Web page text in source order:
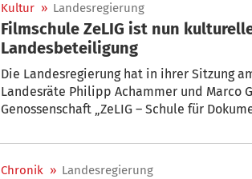
Kultur » Landesregierung
Filmschule ZeLIG ist nun
Landesbeteiligung
Die Landesregierung hat in ihrer Sitzung
Landesräte Philipp Achammer und Marco
Genossenschaft „ZeLIG – Schule für
Chronik » Landesregierung